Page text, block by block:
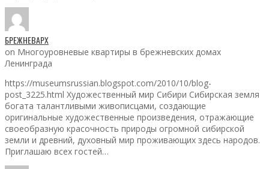
БРЕЖНЕВАРХ
on Многоуровневые квартиры в брежневских домах
Ленинграда
https://museumsrussian.blogspot.com/2010/10/blog-
post_3225.html Художественный мир Сибири Сибирская земля
богата талантливыми живописцами, создающие
оригинальные художественные произведения, отражающие
своеобразную красочность природы огромной сибирской
земли и древний, духовный мир проживающих здесь народов.
Приглашаю всех гостей…